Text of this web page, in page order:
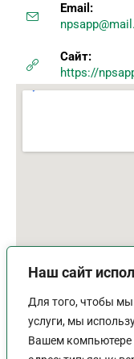
Наш сайт
Для того, чтобы
услуги, мы
Вашем компьютере
Email:
Сайт:
https://